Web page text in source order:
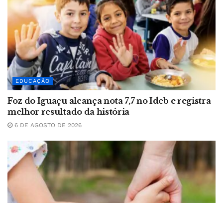
EDUCAÇÃO
Foz do Iguaçu alcança nota 7,7 no Ideb e registra
melhor resultado da história
6 DE AGOSTO DE 2026